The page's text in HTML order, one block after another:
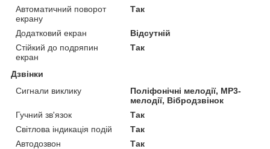
Автоматичний поворот
екрану
Так
Додатковий екран
Відсутній
Стійкий до подряпин
екран
Так
Дзвінки
Сигнали виклику
Поліфонічні мелодії, MP3-
мелодії, Вібродзвінок
Гучний зв'язок
Так
Світлова індикація подій
Так
Автодозвон
Так